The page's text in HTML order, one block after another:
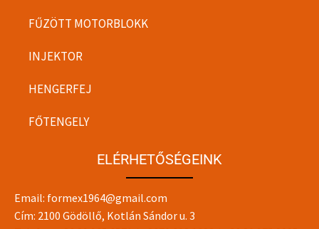
FŰZÖTT MOTORBLOKK
INJEKTOR
HENGERFEJ
FŐTENGELY
ELÉRHETŐSÉGEINK
Email: formex1964@gmail.com
Cím: 2100 Gödöllő, Kotlán Sándor u. 3